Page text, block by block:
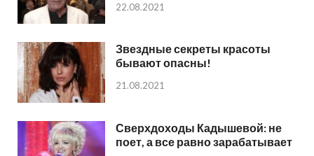
22.08.2021
Звездные секреты красоты
бывают опасны!
21.08.2021
Сверхдоходы Кадышевой: не
поет, а все равно зарабатывает